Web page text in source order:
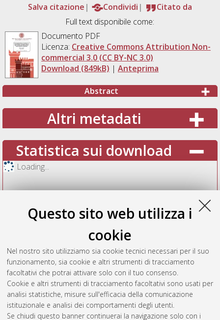
Questo sito web utilizza i
cookie
Nel nostro sito utilizziamo sia cookie tecnici necessari per il suo
funzionamento, sia cookie e altri strumenti di tracciamento
facoltativi che potrai attivare solo con il tuo consenso.
Cookie e altri strumenti di tracciamento facoltativi sono usati per
analisi statistiche, misure sull'efficacia della comunicazione
istituzionale e analisi dei comportamenti degli utenti.
Se chiudi questo banner continuerai la navigazione solo con i
Salva citazione
Condividi
Citato da
Full text disponibile come:
Documento PDF
Licenza: Creative Commons Attribution Non-
commercial 3.0 (CC BY-NC 3.0)
Download (849kB) | Anteprima
Abstract
Altri metadati
Statistica sui download
Loading...
Vedi altre statistiche
Gestione del documento: